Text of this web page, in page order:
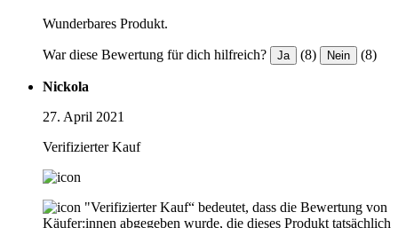
Wunderbares Produkt.
War diese Bewertung für dich hilfreich? Ja (8) Nein (8)
Nickola
27. April 2021
Verifizierter Kauf
"Verifizierter Kauf“ bedeutet, dass die Bewertung von
Käufer:innen abgegeben wurde, die dieses Produkt tatsächlich